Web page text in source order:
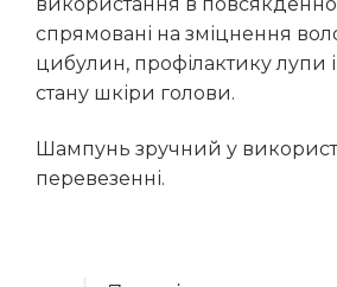
спрямовані на зміцнення
цибулин, профілактику лупи
стану шкіри голови.
Шампунь зручний у
перевезенні.